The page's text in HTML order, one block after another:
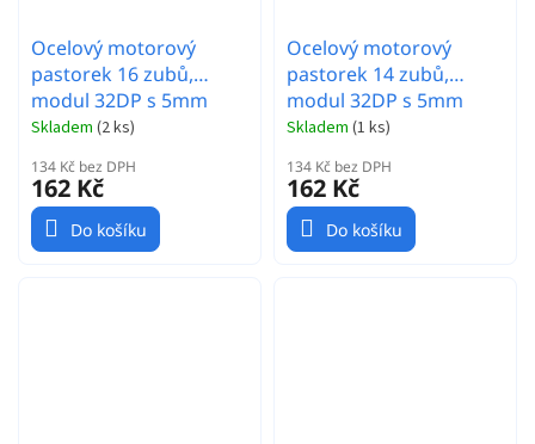
Ocelový motorový
pastorek 16 zubů,
modul 32DP s 5mm
vrtáním a 3,17mm
Skladem (2 ks)
134 Kč bez DPH
162 Kč
Do košíku
Ocelový motorový
pastorek 14 zubů,
modul 32DP s 5mm
vrtáním a 3,17mm
Skladem (1 ks)
134 Kč bez DPH
162 Kč
Do košíku